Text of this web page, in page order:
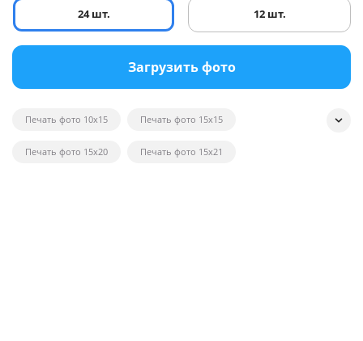
24 шт. 12 шт.
Загрузить фото
Печать фото 10x15 Печать фото 15x15
Печать фото 15x20 Печать фото 15x21